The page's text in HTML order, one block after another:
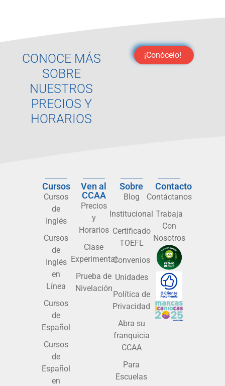
CONOCE MÁS
SOBRE
NUESTROS
PRECIOS Y
HORARIOS
¡Conócelo!
Cursos
Cursos
de
Inglés
Cursos
de
Inglés
en
Línea
Cursos
de
Español
Cursos
de
Español
en
Ven al
CCAA
Precios
y
Horarios
Clase
Experimental
Prueba de
Nivelación
Sobre
Blog
Institucional
Certificado
TOEFL
Convenios
Unidades
Política de
Privacidad
Abra su
franquicia
CCAA
Para
Escuelas
Contacto
Contáctanos
Trabaja
Con
Nosotros